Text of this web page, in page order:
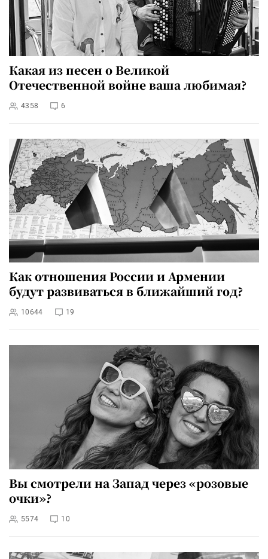
Какая из песен о Великой
Отечественной войне ваша любимая?
4358 6
Как отношения России и Армении
будут развиваться в ближайший год?
10644 19
Вы смотрели на Запад через «розовые
очки»?
5574 10